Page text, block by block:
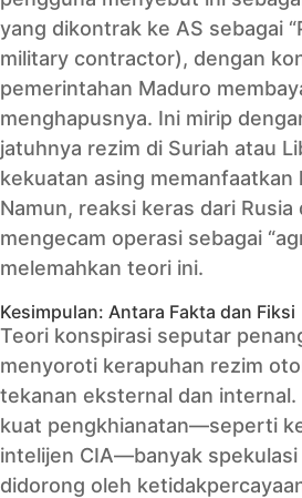
yang dikontrak ke AS sebagai
military contractor), dengan
pemerintahan Maduro
menghapusnya. Ini mirip
jatuhnya rezim di Suriah atau
kekuatan asing
Namun, reaksi keras dari
mengecam operasi sebagai
melemahkan teori ini.
Kesimpulan: Antara Fakta dan Fiksi
Teori konspirasi seputar
menyoroti kerapuhan rezim
tekanan eksternal dan
kuat pengkhianatan—seperti
intelijen CIA—banyak
didorong oleh